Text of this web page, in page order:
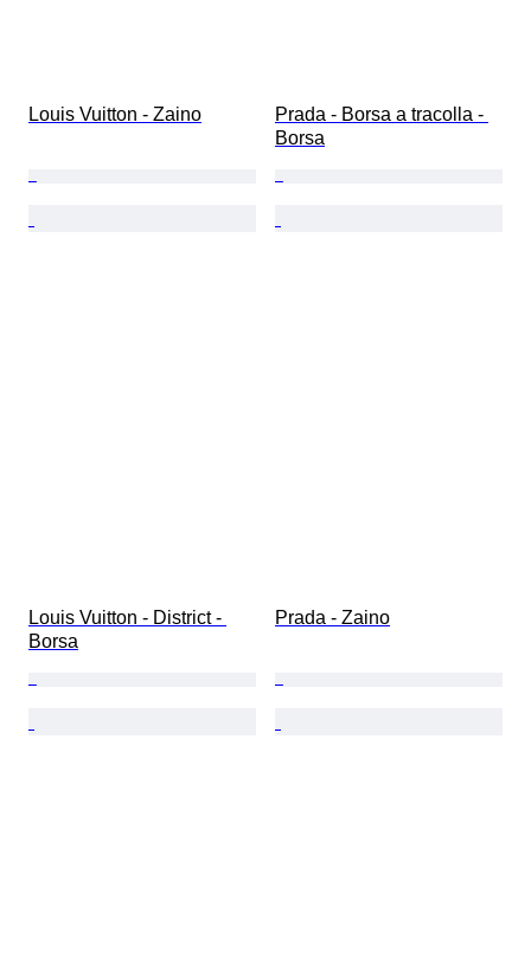
Louis Vuitton - Zaino
Prada - Borsa a tracolla -
Borsa
Louis Vuitton - District -
Borsa
Prada - Zaino